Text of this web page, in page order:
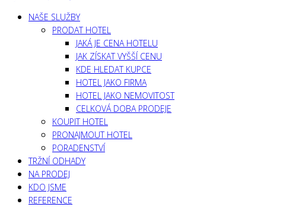
NAŠE SLUŽBY
PRODAT HOTEL
JAKÁ JE CENA HOTELU
JAK ZÍSKAT VYŠŠÍ CENU
KDE HLEDAT KUPCE
HOTEL JAKO FIRMA
HOTEL JAKO NEMOVITOST
CELKOVÁ DOBA PRODEJE
KOUPIT HOTEL
PRONAJMOUT HOTEL
PORADENSTVÍ
TRŽNÍ ODHADY
NA PRODEJ
KDO JSME
REFERENCE